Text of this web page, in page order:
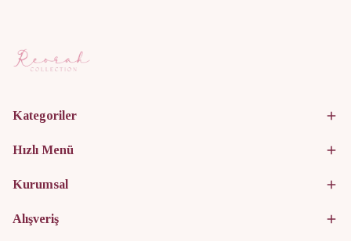
Kategoriler
Hızlı Menü
Kurumsal
Alışveriş